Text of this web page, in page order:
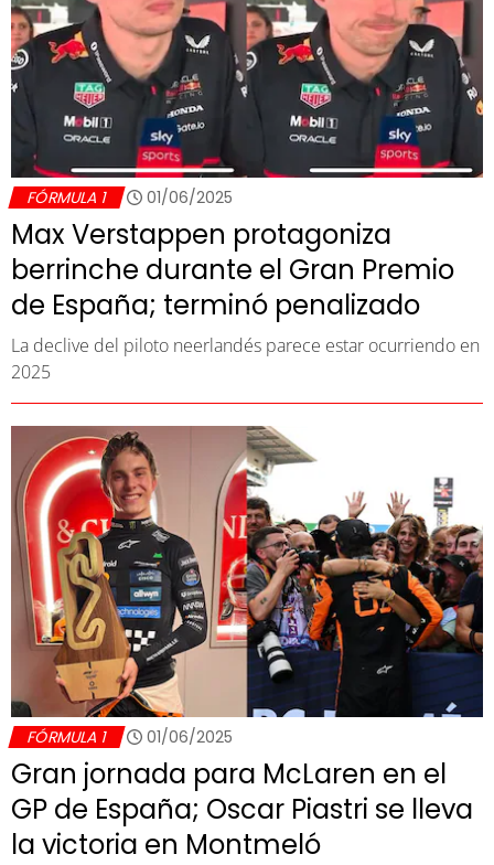
FÓRMULA 1 01/06/2025
Max Verstappen protagoniza
berrinche durante el Gran Premio
de España; terminó penalizado
La declive del piloto neerlandés parece estar ocurriendo en
2025
FÓRMULA 1 01/06/2025
Gran jornada para McLaren en el
GP de España; Oscar Piastri se lleva
la victoria en Montmeló